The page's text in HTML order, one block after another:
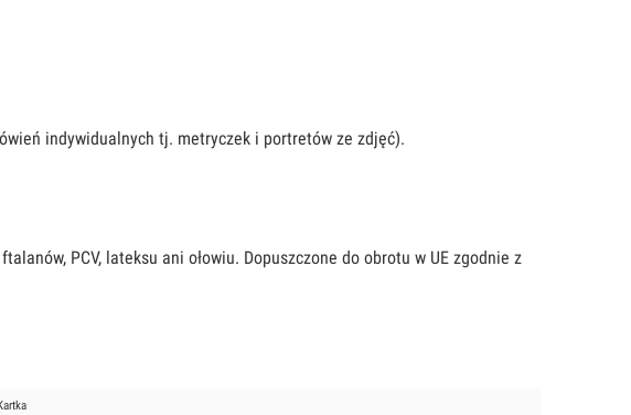
indywidualnych tj. metryczek i portretów ze zdjęć).
PCV, lateksu ani ołowiu. Dopuszczone do obrotu w UE zgodnie z